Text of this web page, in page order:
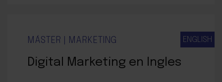
ENGLISH
MÁSTER | MARKETING
Digital Marketing en Ingles